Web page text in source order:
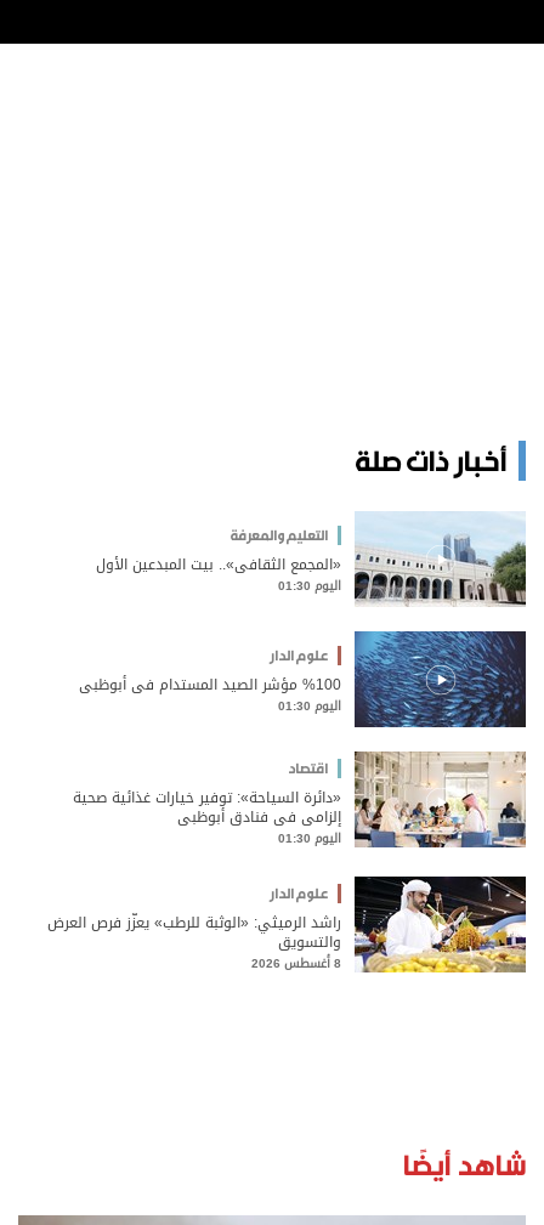
أخبار ذات صلة
التعليم والمعرفة
«المجمع الثقافي».. بيت المبدعين الأول
اليوم 01:30
علوم الدار
%100 مؤشر الصيد المستدام في أبوظبي
اليوم 01:30
اقتصاد
«دائرة السياحة»: توفير خيارات غذائية صحية
إلزامي في فنادق أبوظبي
اليوم 01:30
علوم الدار
راشد الرميثي: «الوثبة للرطب» يعزّز فرص العرض
والتسويق
8 أغسطس 2026
شاهد أيضًا